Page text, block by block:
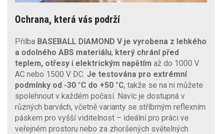
Ochrana, která vás podrží
Přilba BASEBALL DIAMOND V je vyrobena z lehkého
a odolného ABS materiálu, který chrání před
teplem, otřesy i elektrickým napětím až do 1000 V
AC nebo 1500 V DC. Je testována pro extrémní
podmínky od -30 °C do +50 °C, takže se na ni můžete
spolehnout v každém počasí. Navíc je dostupná v
různých barvách, včetně varianty se stříbrným reflexním
páskem pro vyšší viditelnost – ideální pro práci ve
veřejném prostoru nebo za zhoršených světelných